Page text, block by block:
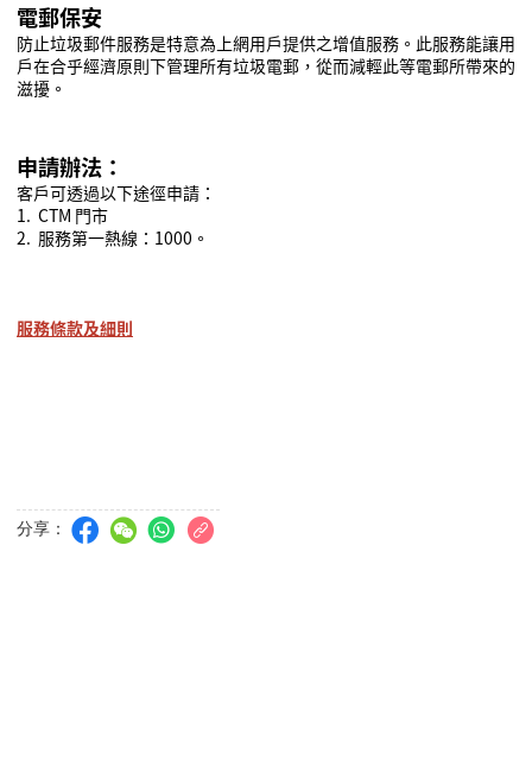
電郵保安
防止垃圾郵件服務是特意為上網用戶提供之增值服務。此服務能讓用
戶在合乎經濟原則下管理所有垃圾電郵，從而減輕此等電郵所帶來的
滋擾。
申請辦法：
客戶可透過以下途徑申請：
1. CTM 門市
2. 服務第一熱線： 1000 。
服務條款及細則
分享：